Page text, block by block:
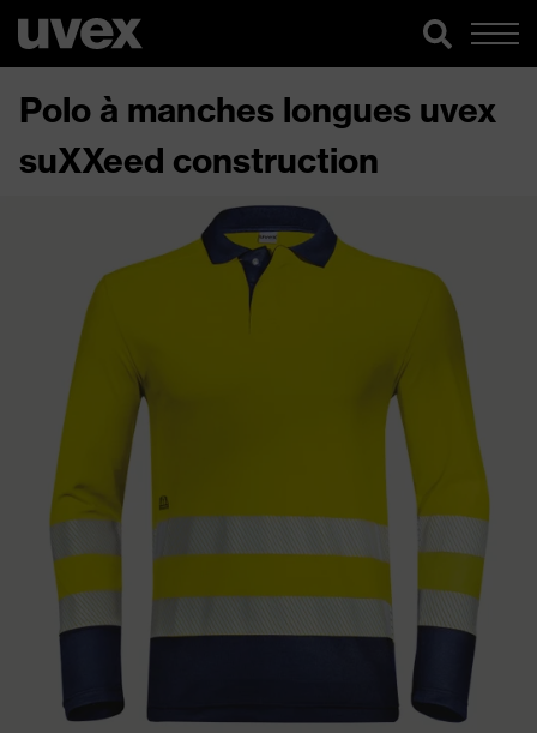
Polo à manches longues uvex
suXXeed construction